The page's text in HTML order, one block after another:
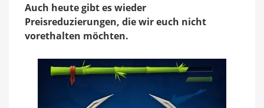
heute
gratis
(Update)
Auch heute gibt es wieder
Preisreduzierungen, die wir euch nicht
vorethalten möchten.